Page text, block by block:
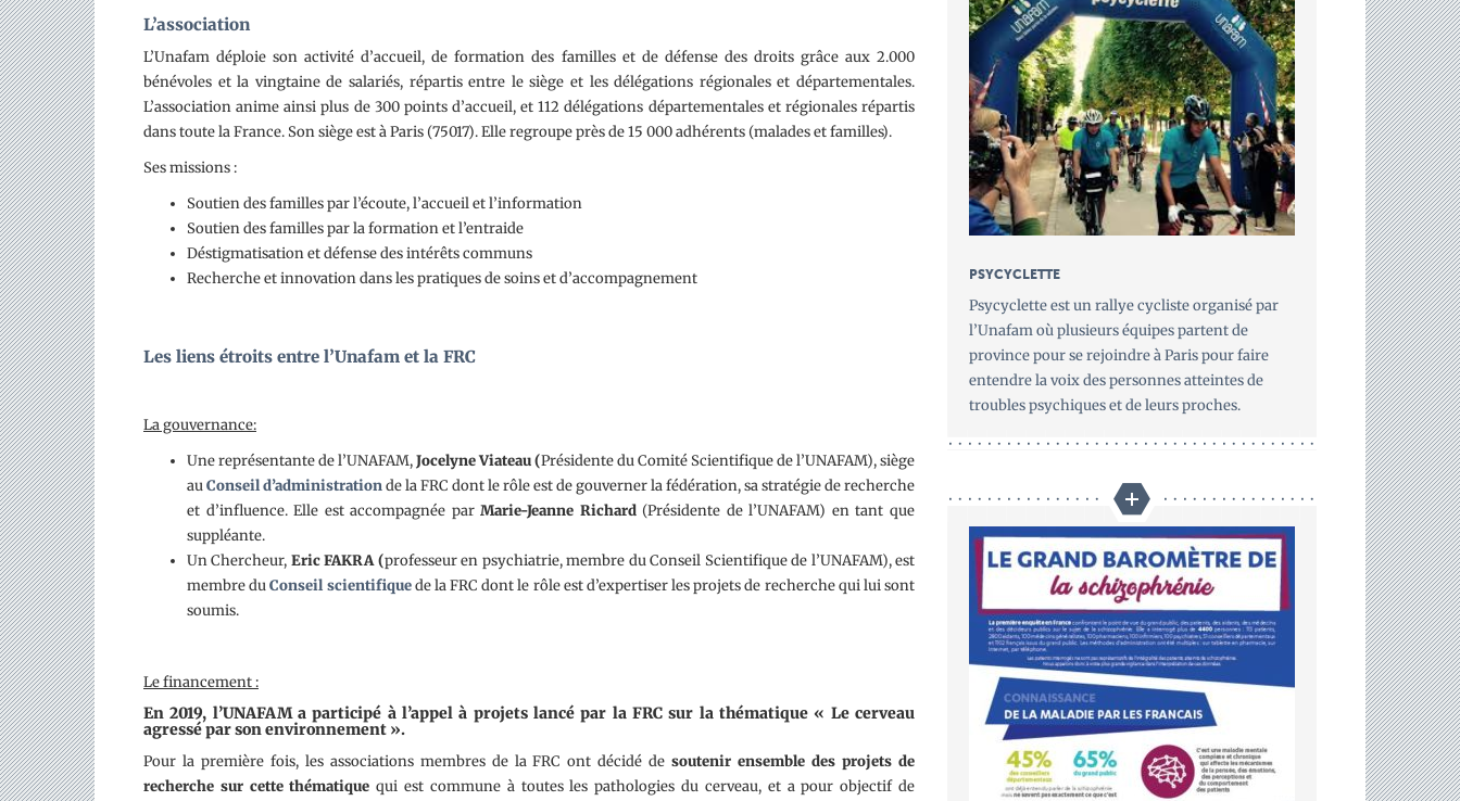
L’association
L’Unafam déploie son activité d’accueil, de formation des familles et de défense des droits grâce aux 2.000
bénévoles et la vingtaine de salariés, répartis entre le siège et les délégations régionales et départementales.
L’association anime ainsi plus de 300 points d’accueil, et 112 délégations départementales et régionales répartis
dans toute la France. Son siège est à Paris (75017). Elle regroupe près de 15 000 adhérents (malades et familles).
Ses missions :
Soutien des familles par l’écoute, l’accueil et l’information
Soutien des familles par la formation et l’entraide
Déstigmatisation et défense des intérêts communs
Recherche et innovation dans les pratiques de soins et d’accompagnement
Les liens étroits entre l’Unafam et la FRC
La gouvernance:
Une représentante de l’UNAFAM,Jocelyne Viateau (Présidente du Comité Scientifique de l’UNAFAM), siège
auConseil d’administrationde la FRC dont le rôle est de gouverner la fédération, sa stratégie de recherche
et d’influence. Elle est accompagnée parMarie-Jeanne Richard (Présidente de l’UNAFAM) en tant que
suppléante.
Un Chercheur, Eric FAKRA (professeur en psychiatrie, membre du Conseil Scientifique de l’UNAFAM), est
membre duConseil scientifiquede la FRC dont le rôle est d’expertiser les projets de recherche qui lui sont
soumis.
Le financement :
En 2019, l’UNAFAM a participé à l’appel à projets lancé par la FRC sur la thématique « Le cerveau
agressé par son environnement ».
Pour la première fois, les associations membres de la FRC ont décidé desoutenir ensemble des projets de
recherche sur cette thématique qui est commune à toutes les pathologies du cerveau, et a pour objectif de
PSYCYCLETTE
Psycyclette est un rallye cycliste organisé par
l’Unafam où plusieurs équipes partent de
province pour se rejoindre à Paris pour faire
entendre la voix des personnes atteintes de
troubles psychiques et de leurs proches.